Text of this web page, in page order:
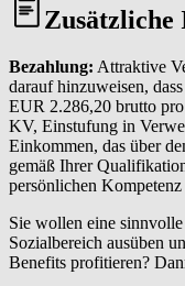
Bezahlung: Attraktive
darauf hinzuweisen,
EUR 2.286,20 brutto
KV, Einstufung in
Einkommen, das über
gemäß Ihrer
persönlichen
Sie wollen eine
Sozialbereich ausüben
Benefits profitieren?